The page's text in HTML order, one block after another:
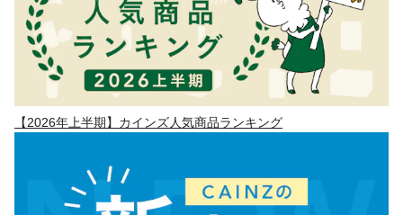
【2026年上半期】カインズ人気商品ランキング